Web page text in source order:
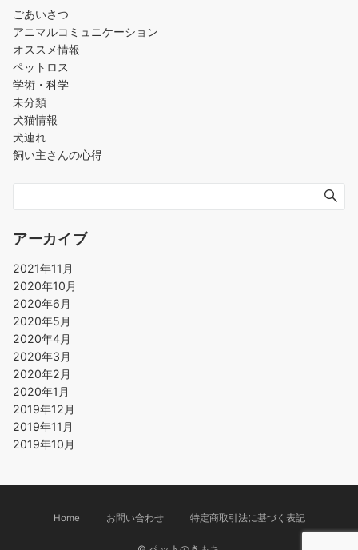
ごあいさつ
アニマルコミュニケーション
オススメ情報
ペットロス
学術・科学
未分類
犬猫情報
犬連れ
飼い主さんの心得
アーカイブ
2021年11月
2020年10月
2020年6月
2020年5月
2020年4月
2020年3月
2020年2月
2020年1月
2019年12月
2019年11月
2019年10月
Home お問い合わせ 特定商取引法に基づく表記